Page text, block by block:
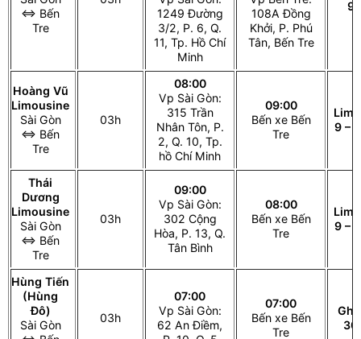
⇔ Bến
Tre
1249 Đường
3/2, P. 6, Q.
11, Tp. Hồ Chí
Minh
108A Đồng
Khởi, P. Phú
Tân, Bến Tre
9
Hoàng Vũ
Limousine
Sài Gòn
⇔ Bến
Tre
03h
08:00
Vp Sài Gòn:
315 Trần
Nhân Tôn, P.
2, Q. 10, Tp.
hồ Chí Minh
09:00
Bến xe Bến
Tre
9 –
Thái
Dương
Limousine
Sài Gòn
⇔ Bến
Tre
03h
09:00
Vp Sài Gòn:
302 Cộng
Hòa, P. 13, Q.
Tân Bình
08:00
Bến xe Bến
Tre
9 –
Hùng Tiến
(Hùng
Đô)
Sài Gòn
03h
07:00
Vp Sài Gòn:
62 An Điềm,
07:00
Bến xe Bến
Tre
30